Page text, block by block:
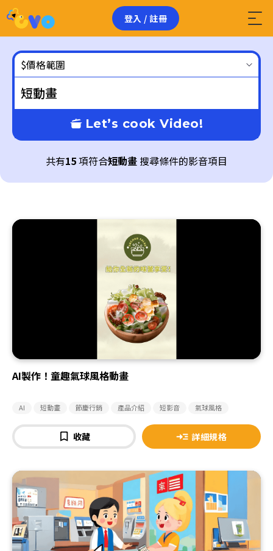
登入 / 註冊
$價格範圍
Let’s cook Video!
共有15項符合短動畫 搜尋條件的影音項目
AI製作！童趣氣球風格動畫
AI 短動畫 節慶行銷 產品介紹 短影音 氣球風格
收藏 詳細規格